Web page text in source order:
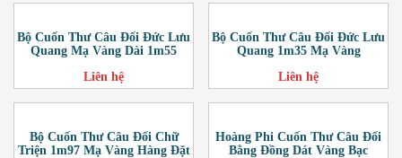
Bộ Cuốn Thư Câu Đối Đức Lưu
Quang Mạ Vàng Dài 1m55
Liên hệ
Bộ Cuốn Thư Câu Đối Đức Lưu
Quang 1m35 Mạ Vàng
Liên hệ
Bộ Cuốn Thư Câu Đối Chữ
Triện 1m97 Mạ Vàng Hàng Đặt
Hoàng Phi Cuốn Thư Câu Đối
Bằng Đồng Dát Vàng Bạc